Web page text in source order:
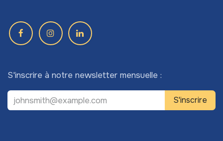
S'inscrire à notre newsletter mensuelle :
S'inscrire